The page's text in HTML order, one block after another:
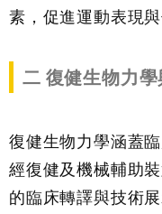
素，促進運動表現
二 復健生物力
復健生物力學涵蓋
經復健及機械輔助
的臨床轉譯與技術